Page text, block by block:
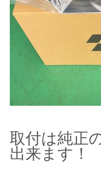
取付は純正
出来ます！